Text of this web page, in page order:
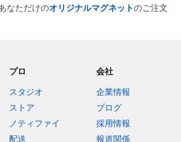
なただけのオリジナルマグネットのご注文
プロ
スタジオ
ストア
ノティファイ
配送
会社
企業情報
ブログ
採用情報
報道関係